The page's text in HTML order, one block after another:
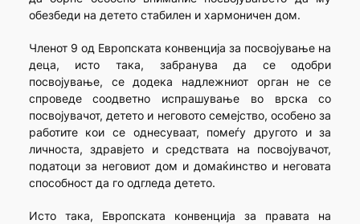
обезбеди на детето стабилен и хармоничен дом.
Членот 9 од Европската конвенција за посвојување на
деца, исто така, забранува да се одобри
посвојување, се додека надлежниот орган не се
спроведе соодветно испрашување во врска со
посвојувачот, детето и неговото семејство, особено за
работите кои се однесуваат, помеѓу другото и за
личноста, здравјето и средствата на посвојувачот,
податоци за неговиот дом и домаќинство и неговата
способност да го одгледа детето.
Исто така, Европската конвенција за правата на